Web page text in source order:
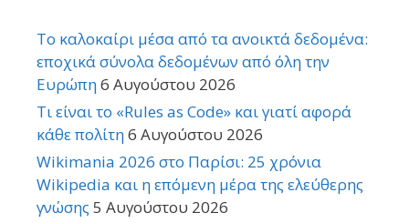
Το καλοκαίρι μέσα από τα ανοικτά δεδομένα:
εποχικά σύνολα δεδομένων από όλη την
Ευρώπη6 Αυγούστου 2026
Τι είναι το «Rules as Code» και γιατί αφορά
κάθε πολίτη6 Αυγούστου 2026
Wikimania 2026 στο Παρίσι: 25 χρόνια
Wikipedia και η επόμενη μέρα της ελεύθερης
γνώσης 5 Αυγούστου 2026